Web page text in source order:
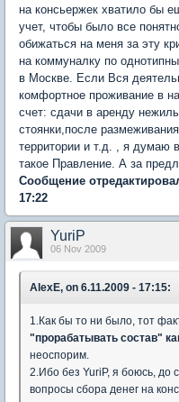
на консьержек хватило бы
учет, чтобы было все
обижаться на меня за эту
на коммуналку по
в Москве. Если Вся
комфортное проживание в
счет: сдачи в аренду
стоянки,после
территории и т.д. , я думаю
такое Правление. А за
Сообщение
17:22
YuriP
06 Nov 2009
AlexE, on 6.11.2009 - 17:15:
1.Как бы то ни было, тот
"прорабатывать состав"
неоспорим.
2.Ибо без YuriP, я боюсь,
вопросы сбора денег на